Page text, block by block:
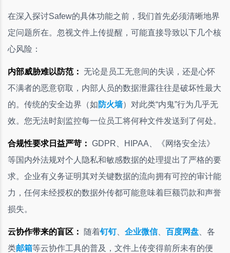
在深入探讨Safew的具体功能之前，我们首先必须清晰地界
定问题所在。忽视文件上传提醒，可能直接导致以下几个核
心风险：
内部威胁难以防范： 无论是员工无意间的失误，还是心怀
不满者的恶意窃取，内部人员的数据泄露往往是破坏性最大
的。传统的安全边界（如 防火墙）对此类“内鬼”行为几乎无
效。您无法时刻监控每一位员工将何种文件发送到了何处。
合规性要求日益严苛： GDPR、HIPAA、《网络安全法》
等国内外法规对个人隐私和敏感数据的处理提出了严格的要
求。企业有义务证明其对关键数据的流向拥有可控的审计能
力，任何未经授权的数据外传都可能意味着巨额罚款和声誉
损失。
云协作带来的盲区： 随着钉钉、 企业微信、 百度网盘 、各
类邮箱等云协作工具的普及，文件上传变得前所未有的便